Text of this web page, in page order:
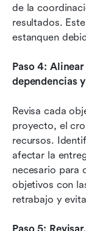
de la
resultados.
estanquen
Paso 4:
dependencias
Revisa cada
proyecto, el
recursos.
afectar la
necesario para
objetivos con
retrabajo y